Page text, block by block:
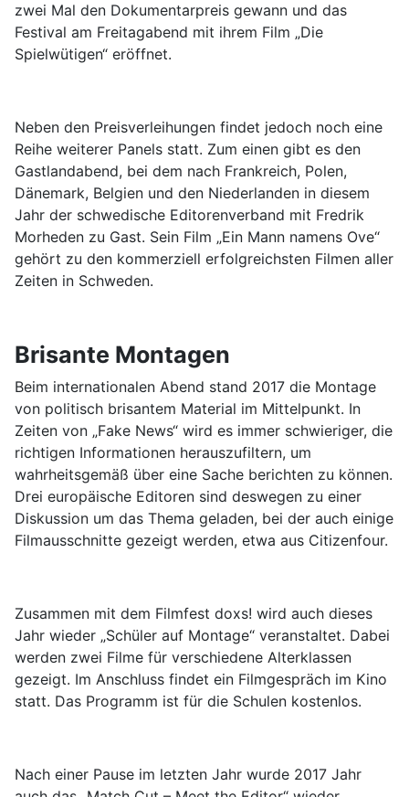
zwei Mal den Dokumentarpreis gewann und das
Festival am Freitagabend mit ihrem Film „Die
Spielwütigen“ eröffnet.
Neben den Preisverleihungen findet jedoch noch eine
Reihe weiterer Panels statt. Zum einen gibt es den
Gastlandabend, bei dem nach Frankreich, Polen,
Dänemark, Belgien und den Niederlanden in diesem
Jahr der schwedische Editorenverband mit Fredrik
Morheden zu Gast. Sein Film „Ein Mann namens Ove“
gehört zu den kommerziell erfolgreichsten Filmen aller
Zeiten in Schweden.
Brisante Montagen
Beim internationalen Abend stand 2017 die Montage
von politisch brisantem Material im Mittelpunkt. In
Zeiten von „Fake News“ wird es immer schwieriger, die
richtigen Informationen herauszufiltern, um
wahrheitsgemäß über eine Sache berichten zu können.
Drei europäische Editoren sind deswegen zu einer
Diskussion um das Thema geladen, bei der auch einige
Filmausschnitte gezeigt werden, etwa aus Citizenfour.
Zusammen mit dem Filmfest doxs! wird auch dieses
Jahr wieder „Schüler auf Montage“ veranstaltet. Dabei
werden zwei Filme für verschiedene Alterklassen
gezeigt. Im Anschluss findet ein Filmgespräch im Kino
statt. Das Programm ist für die Schulen kostenlos.
Nach einer Pause im letzten Jahr wurde 2017 Jahr